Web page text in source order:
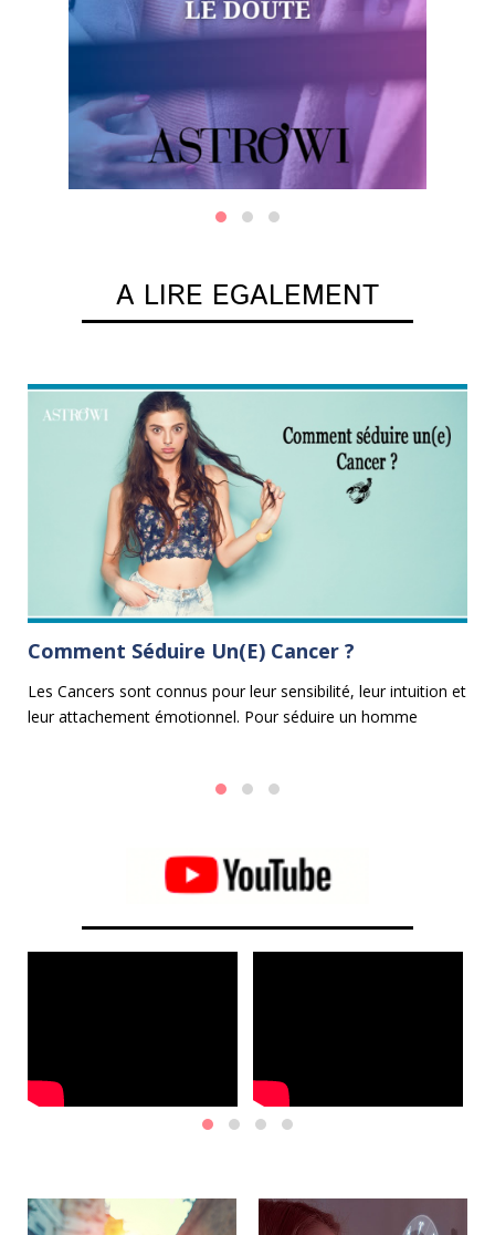
A LIRE EGALEMENT
Comment Séduire Un(e) Cancer ?
Les Cancers sont connus pour leur sensibilité, leur intuition et
leur attachement émotionnel. Pour séduire un homme